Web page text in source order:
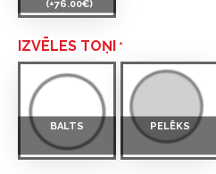
(+76.00€)
IZVĒLES TOŅI
BALTS PELĒKS